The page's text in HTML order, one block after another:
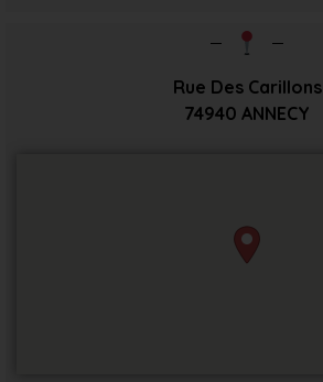
Rue Des Carillons
74940 ANNECY